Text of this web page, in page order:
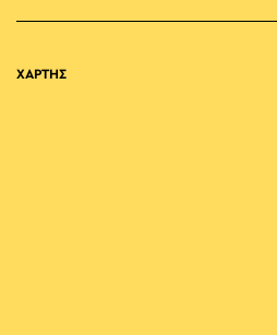
ΧΑΡΤΗΣ